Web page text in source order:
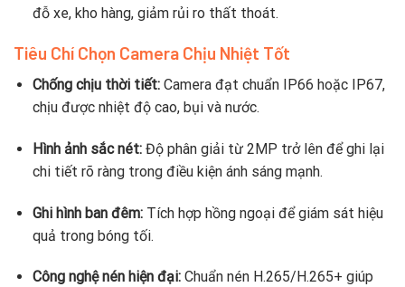
đỗ xe, kho hàng, giảm rủi ro thất thoát.
Tiêu Chí Chọn Camera Chịu Nhiệt Tốt
Chống chịu thời tiết:Camera đạt chuẩn IP66 hoặc IP67,
chịu được nhiệt độ cao, bụi và nước.
Hình ảnh sắc nét:Độ phân giải từ 2MP trở lên để ghi lại
chi tiết rõ ràng trong điều kiện ánh sáng mạnh.
Ghi hình ban đêm:Tích hợp hồng ngoại để giám sát hiệu
quả trong bóng tối.
Công nghệ nén hiện đại:Chuẩn nén H.265/H.265+ giúp